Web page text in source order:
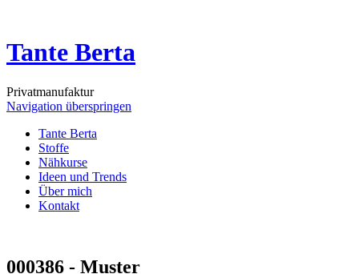
Tante Berta
Privatmanufaktur
Navigation überspringen
Tante Berta
Stoffe
Nähkurse
Ideen und Trends
Über mich
Kontakt
000386 - Muster